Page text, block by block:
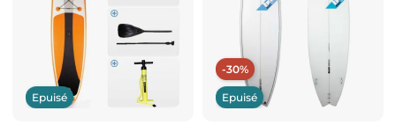
Epuisé
-30%
Epuisé